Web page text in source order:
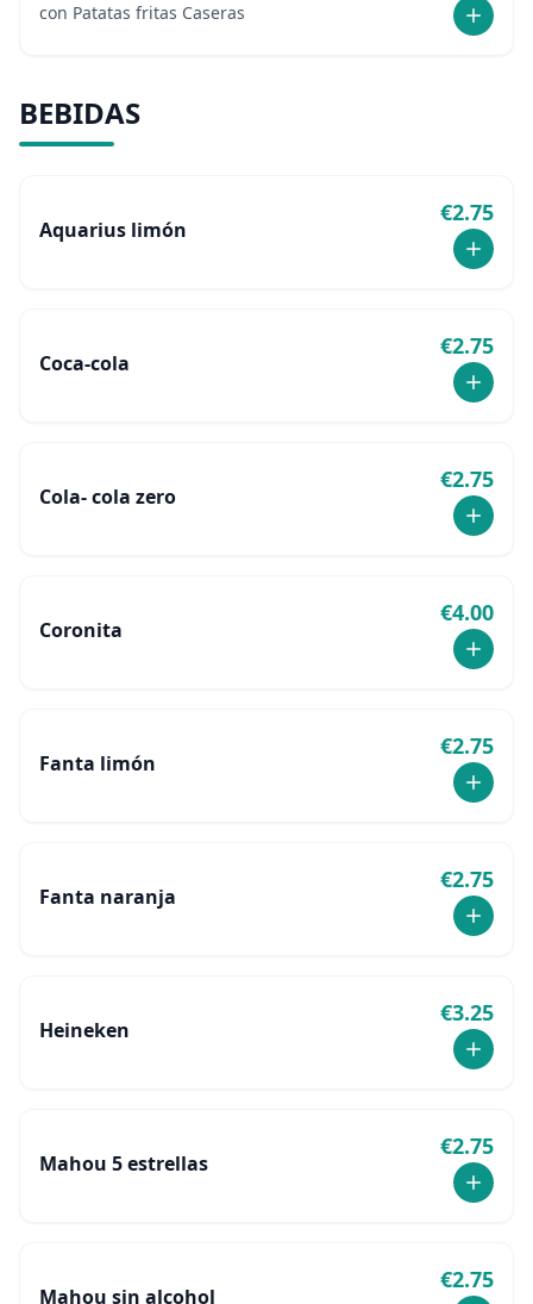
con Patatas fritas Caseras
BEBIDAS
Aquarius limón
€2.75
Coca-cola
€2.75
Cola- cola zero
€2.75
Coronita
€4.00
Fanta limón
€2.75
Fanta naranja
€2.75
Heineken
€3.25
Mahou 5 estrellas
€2.75
Mahou sin alcohol
€2.75